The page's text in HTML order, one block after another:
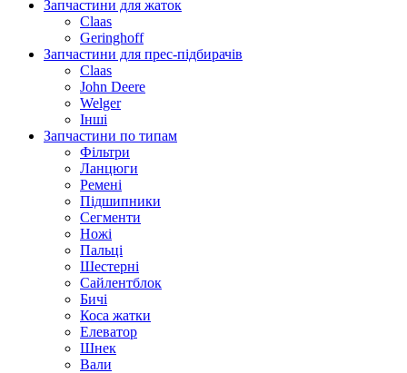
Запчастини для жаток
Claas
Geringhoff
Запчастини для прес-підбирачів
Claas
John Deere
Welger
Інші
Запчастини по типам
Фільтри
Ланцюги
Ремені
Підшипники
Сегменти
Ножі
Пальці
Шестерні
Сайлентблок
Бичі
Коса жатки
Елеватор
Шнек
Вали